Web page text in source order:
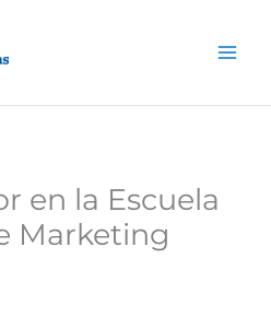
en la Escuela
Marketing